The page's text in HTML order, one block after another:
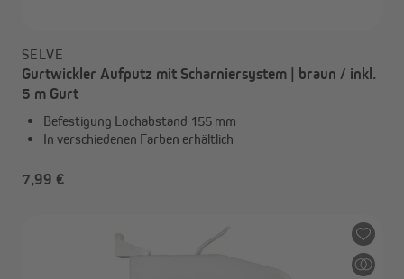
SELVE
Gurtwickler Aufputz mit Scharniersystem | braun / inkl.
5 m Gurt
Befestigung Lochabstand 155 mm
In verschiedenen Farben erhältlich
7,99 €